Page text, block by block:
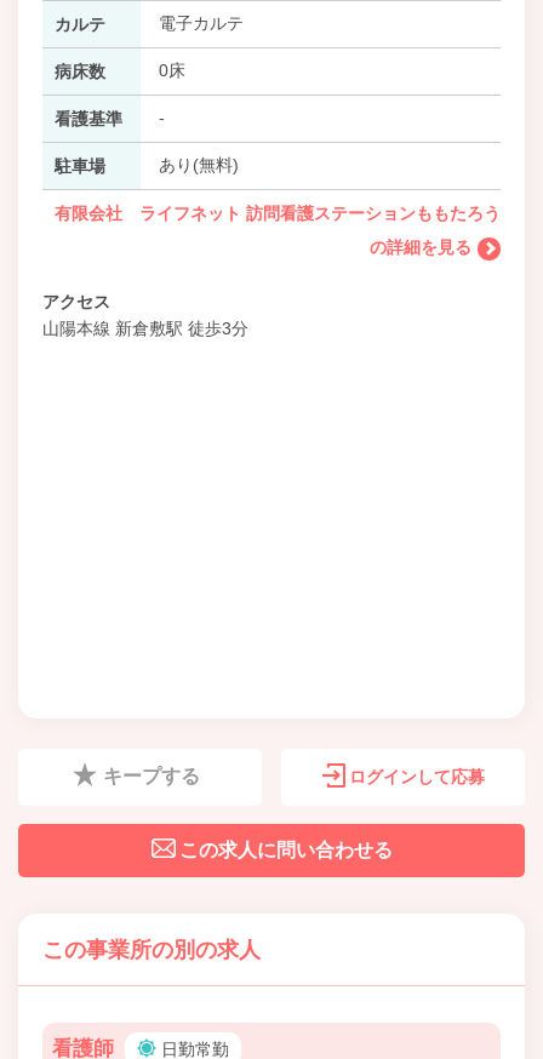
カルテ 電子カルテ
病床数 0床
看護基準 -
駐車場 あり(無料)
有限会社 ライフネット 訪問看護ステーションももたろう
の詳細を見る
アクセス
山陽本線 新倉敷駅 徒歩3分
キープする ログインして応募
この求人に問い合わせる
この事業所の別の求人
看護師 日勤常勤